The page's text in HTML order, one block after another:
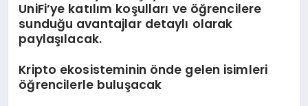
UniFi’ye katılım koşulları ve öğrencilere
sunduğu avantajlar detaylı olarak
paylaşılacak.
Kripto ekosisteminin önde gelen isimleri
öğrencilerle buluşacak